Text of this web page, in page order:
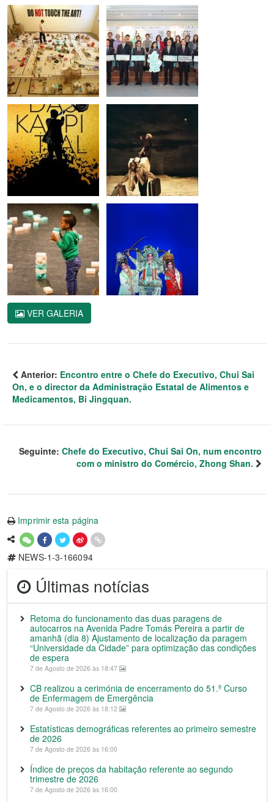
VER GALERIA
Anterior: Encontro entre o Chefe do Executivo, Chui Sai
On, e o director da Administração Estatal de Alimentos e
Medicamentos, Bi Jingquan.
Seguinte: Chefe do Executivo, Chui Sai On, num encontro
com o ministro do Comércio, Zhong Shan.
Imprimir esta página
NEWS-1-3-166094
Últimas notícias
Retoma do funcionamento das duas paragens de
autocarros na Avenida Padre Tomás Pereira a partir de
amanhã (dia 8) Ajustamento de localização da paragem
“Universidade da Cidade” para optimização das condições
de espera
7 de Agosto de 2026 às 18:47
CB realizou a cerimónia de encerramento do 51.º Curso
de Enfermagem de Emergência
7 de Agosto de 2026 às 18:12
Estatísticas demográficas referentes ao primeiro semestre
de 2026
7 de Agosto de 2026 às 16:00
Índice de preços da habitação referente ao segundo
trimestre de 2026
7 de Agosto de 2026 às 16:00